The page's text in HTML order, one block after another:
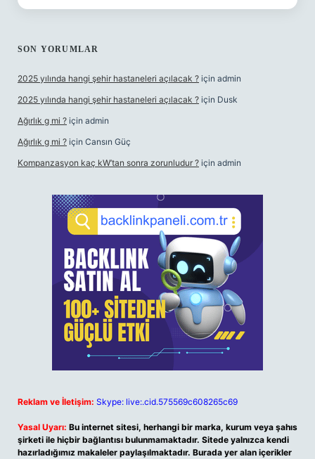
SON YORUMLAR
2025 yılında hangi şehir hastaneleri açılacak ? için admin
2025 yılında hangi şehir hastaneleri açılacak ? için Dusk
Ağırlık g mi ? için admin
Ağırlık g mi ? için Cansın Güç
Kompanzasyon kaç kW’tan sonra zorunludur ? için admin
Reklam ve İletişim: Skype: live:.cid.575569c608265c69
Yasal Uyarı: Bu internet sitesi, herhangi bir marka, kurum veya şahıs
şirketi ile hiçbir bağlantısı bulunmamaktadır. Sitede yalnızca kendi
hazırladığımız makaleler paylaşılmaktadır. Burada yer alan içerikler